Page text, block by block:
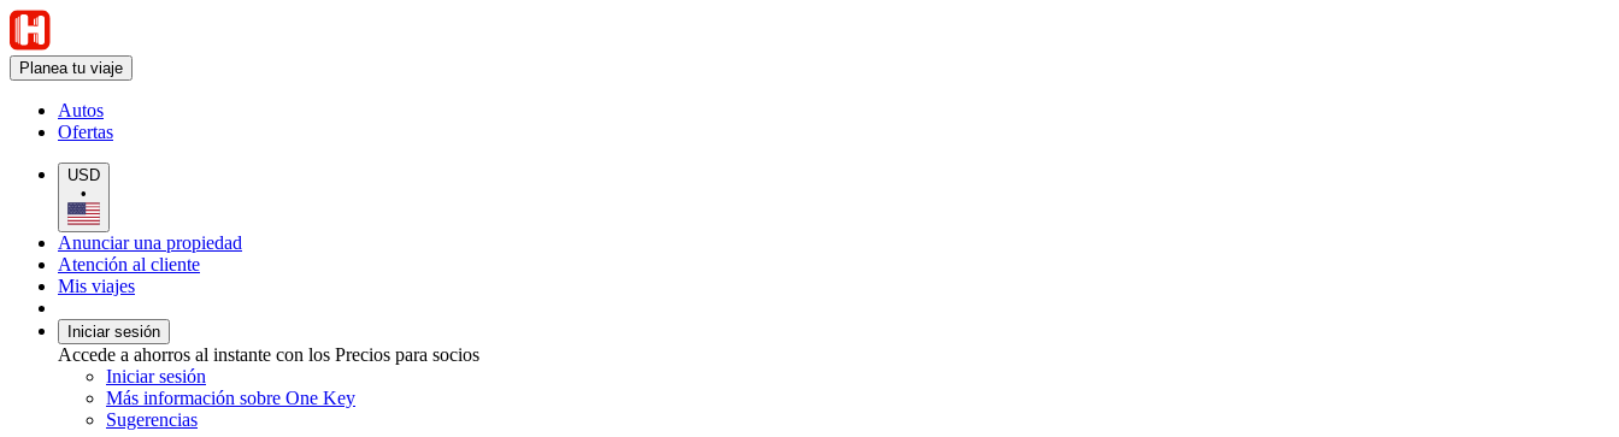
Planea tu viaje
Autos
Ofertas
USD
•
Anunciar una propiedad
Atención al cliente
Mis viajes
Iniciar sesión
Accede a ahorros al instante con los Precios para socios
Iniciar sesión
Más información sobre One Key
Sugerencias